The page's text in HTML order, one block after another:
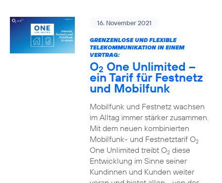
16. November 2021
GRENZENLOSE UND FLEXIBLE
TELEKOMMUNIKATION IN EINEM
VERTRAG:
O2 One Unlimited –
ein Tarif für Festnetz
und Mobilfunk
Mobilfunk und Festnetz wachsen
im Alltag immer stärker zusammen.
Mit dem neuen kombinierten
Mobilfunk- und Festnetztarif O2
One Unlimited treibt O2diese
Entwicklung im Sinne seiner
Kundinnen und Kunden weiter